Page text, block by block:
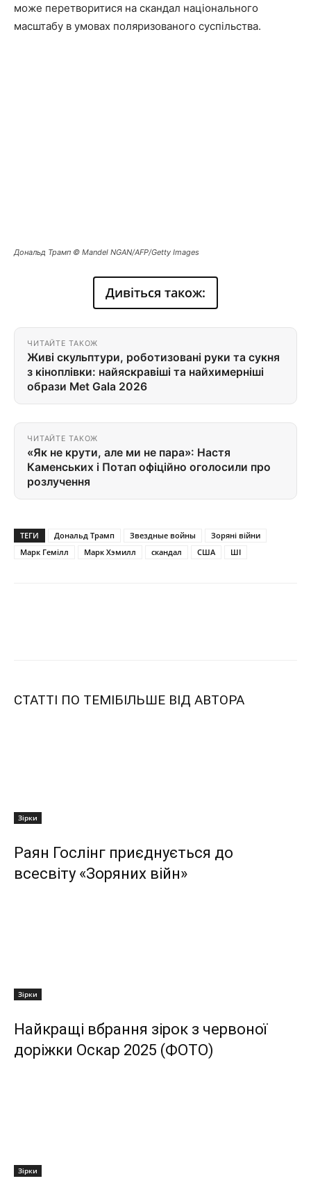
може перетворитися на скандал національного
масштабу в умовах поляризованого суспільства.
Дональд Трамп © Mandel NGAN/AFP/Getty Images
Дивіться також:
ЧИТАЙТЕ ТАКОЖ
Живі скульптури, роботизовані руки та сукня
з кіноплівки: найяскравіші та найхимерніші
образи Met Gala 2026
ЧИТАЙТЕ ТАКОЖ
«Як не крути, але ми не пара»: Настя
Каменських і Потап офіційно оголосили про
розлучення
ТЕГИ Дональд Трамп Звездные войны
Зоряні війни
Марк Гемілл
Марк Хэмилл скандал США ШІ
СТАТТІ ПО ТЕМІБІЛЬШЕ ВІД АВТОРА
Зірки
Раян Гослінг приєднується до
всесвіту «Зоряних війн»
Зірки
Найкращі вбрання зірок з червоної
доріжки Оскар 2025 (ФОТО)
Зірки